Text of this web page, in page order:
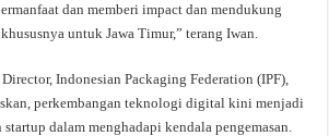
dan memberi impact dan mendukung
untuk Jawa Timur,” terang Iwan.
Indonesian Packaging Federation (IPF),
perkembangan teknologi digital kini menjadi
dalam menghadapi kendala pengemasan.